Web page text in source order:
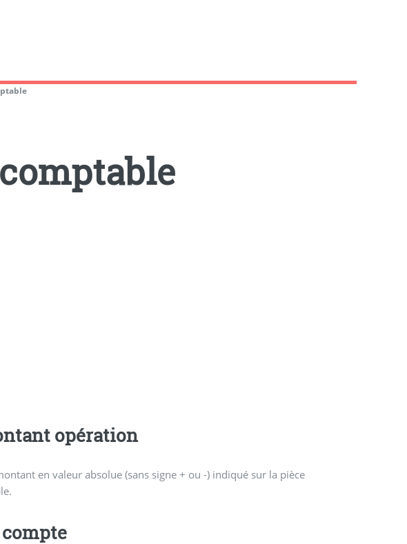
opération
en valeur absolue (sans signe + ou -) indiqué sur la pièce
compte